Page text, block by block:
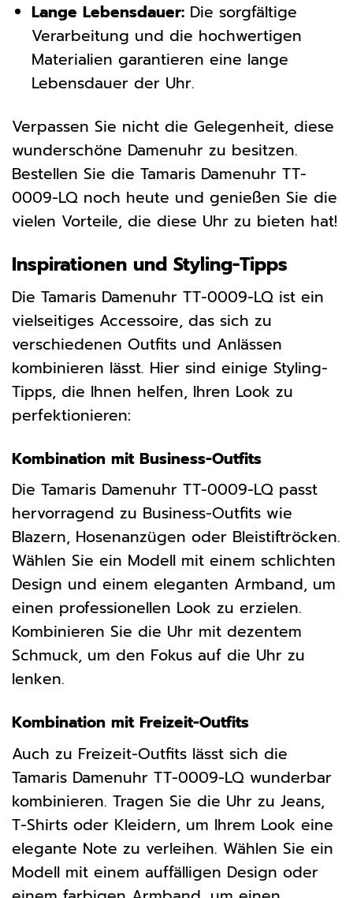
Lange Lebensdauer:Die sorgfältige
Verarbeitung und die hochwertigen
Materialien garantieren eine lange
Lebensdauer der Uhr.
Verpassen Sie nicht die Gelegenheit, diese
wunderschöne Damenuhr zu besitzen.
Bestellen Sie die Tamaris Damenuhr TT-
0009-LQ noch heute und genießen Sie die
vielen Vorteile, die diese Uhr zu bieten hat!
Inspirationen und Styling-Tipps
Die Tamaris Damenuhr TT-0009-LQ ist ein
vielseitiges Accessoire, das sich zu
verschiedenen Outfits und Anlässen
kombinieren lässt. Hier sind einige Styling-
Tipps, die Ihnen helfen, Ihren Look zu
perfektionieren:
Kombination mit Business-Outfits
Die Tamaris Damenuhr TT-0009-LQ passt
hervorragend zu Business-Outfits wie
Blazern, Hosenanzügen oder Bleistiftröcken.
Wählen Sie ein Modell mit einem schlichten
Design und einem eleganten Armband, um
einen professionellen Look zu erzielen.
Kombinieren Sie die Uhr mit dezentem
Schmuck, um den Fokus auf die Uhr zu
lenken.
Kombination mit Freizeit-Outfits
Auch zu Freizeit-Outfits lässt sich die
Tamaris Damenuhr TT-0009-LQ wunderbar
kombinieren. Tragen Sie die Uhr zu Jeans,
T-Shirts oder Kleidern, um Ihrem Look eine
elegante Note zu verleihen. Wählen Sie ein
Modell mit einem auffälligen Design oder